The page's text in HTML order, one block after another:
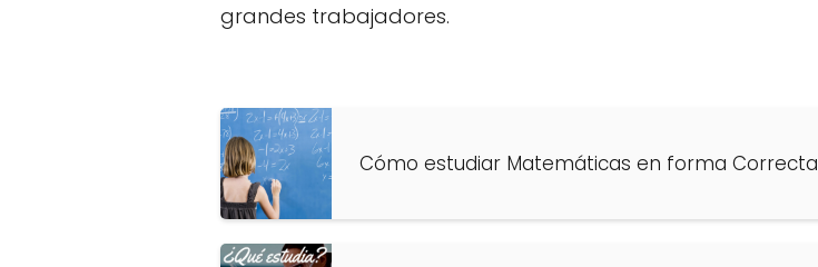
grandes trabajadores.
Cómo estudiar Matemáticas en forma Correcta